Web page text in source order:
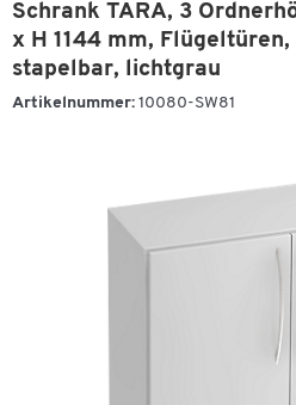
Schrank TARA, 3
x H 1144 mm, Flügeltüren,
stapelbar, lichtgrau
Artikelnummer: 10080-SW81